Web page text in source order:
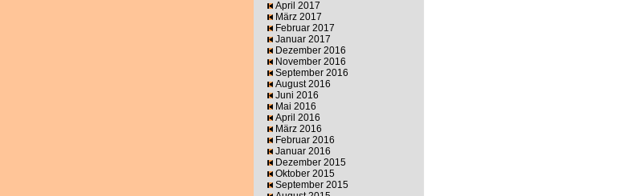
April 2017
März 2017
Februar 2017
Januar 2017
Dezember 2016
November 2016
September 2016
August 2016
Juni 2016
Mai 2016
April 2016
März 2016
Februar 2016
Januar 2016
Dezember 2015
Oktober 2015
September 2015